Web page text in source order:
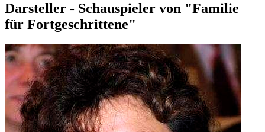
Darsteller - Schauspieler von "Familie
für Fortgeschrittene"